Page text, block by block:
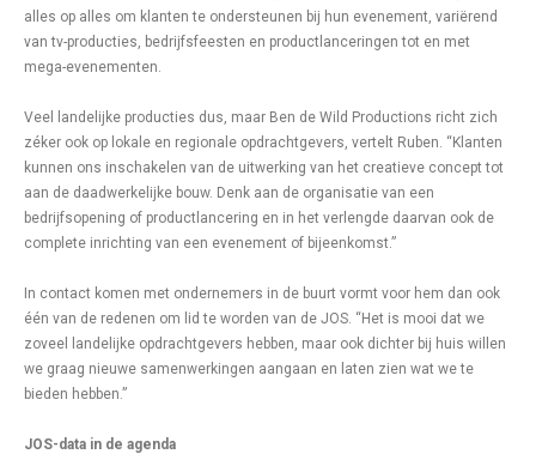
alles op alles om klanten te ondersteunen bij hun evenement, variërend
van tv-producties, bedrijfsfeesten en productlanceringen tot en met
mega-evenementen.
Veel landelijke producties dus, maar Ben de Wild Productions richt zich
zéker ook op lokale en regionale opdrachtgevers, vertelt Ruben. “Klanten
kunnen ons inschakelen van de uitwerking van het creatieve concept tot
aan de daadwerkelijke bouw. Denk aan de organisatie van een
bedrijfsopening of productlancering en in het verlengde daarvan ook de
complete inrichting van een evenement of bijeenkomst.”
In contact komen met ondernemers in de buurt vormt voor hem dan ook
één van de redenen om lid te worden van de JOS. “Het is mooi dat we
zoveel landelijke opdrachtgevers hebben, maar ook dichter bij huis willen
we graag nieuwe samenwerkingen aangaan en laten zien wat we te
bieden hebben.”
JOS-data in de agenda